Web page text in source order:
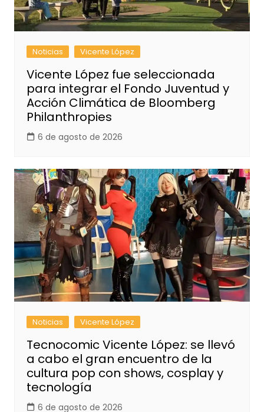
Noticias Vicente López
Vicente López fue seleccionada
para integrar el Fondo Juventud y
Acción Climática de Bloomberg
Philanthropies
6 de agosto de 2026
Noticias Vicente López
Tecnocomic Vicente López: se llevó
a cabo el gran encuentro de la
cultura pop con shows, cosplay y
tecnología
6 de agosto de 2026